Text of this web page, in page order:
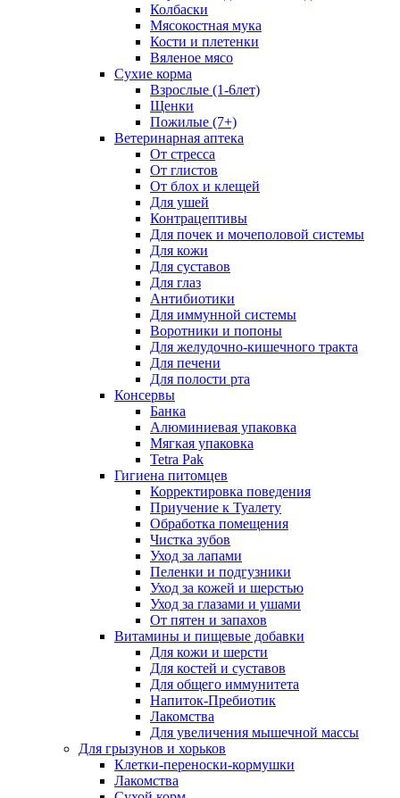
Колбаски
Мясокостная мука
Кости и плетенки
Вяленое мясо
Сухие корма
Взрослые (1-6лет)
Щенки
Пожилые (7+)
Ветеринарная аптека
От стресса
От глистов
От блох и клещей
Для ушей
Контрацептивы
Для почек и мочеполовой системы
Для кожи
Для суставов
Для глаз
Антибиотики
Для иммунной системы
Воротники и попоны
Для желудочно-кишечного тракта
Для печени
Для полости рта
Консервы
Банка
Алюминиевая упаковка
Мягкая упаковка
Tetra Pak
Гигиена питомцев
Корректировка поведения
Приучение к Туалету
Обработка помещения
Чистка зубов
Уход за лапами
Пеленки и подгузники
Уход за кожей и шерстью
Уход за глазами и ушами
От пятен и запахов
Витамины и пищевые добавки
Для кожи и шерсти
Для костей и суставов
Для общего иммунитета
Напиток-Пребиотик
Лакомства
Для увеличения мышечной массы
Для грызунов и хорьков
Клетки-переноски-кормушки
Лакомства